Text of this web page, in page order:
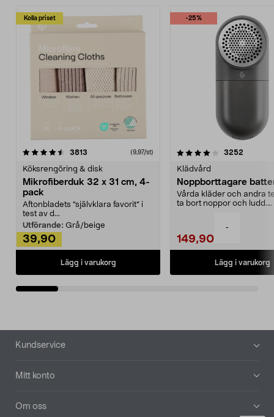
-
Kolla priset
3813 (9,97/st)
Köksrengöring & disk
Mikrofiberduk 32 x 31 cm, 4-
pack
Aftonbladets "självklara favorit” i
test av d...
Utförande: Grå/beige
39,90
Lägg i varukorg
-25%
4.0av 5 stjärnor 3252
Klädvård
Noppborttagare
Vårda kläder och andra
ta bort noppor och ludd.
149,90
Lägg i varukorg
4.5av 5 stjärnor
Sidfot
Kundservice
Mitt konto
Om oss